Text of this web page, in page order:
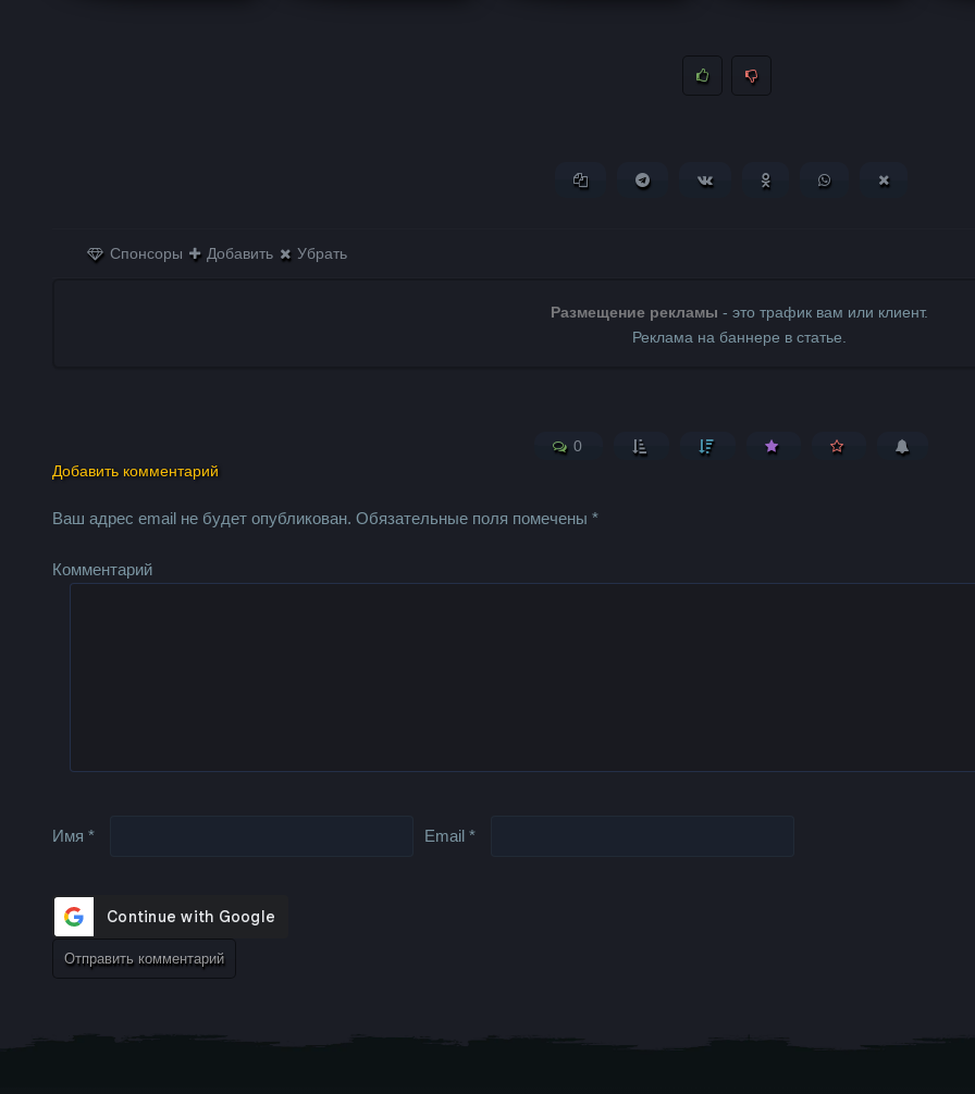
Копировать ссылкуПоделиться в Telegram
Поделиться ВКонтакте
Поделиться вПоделиться в
Спонсоры Добавить Убрать
Размещение рекламы - это трафик вам или клиент.
Реклама на баннере в статье.
0
Добавить комментарий
Ваш адрес email не будет опубликован. Обязательные поля помечены*
Комментарий
Имя* Email*